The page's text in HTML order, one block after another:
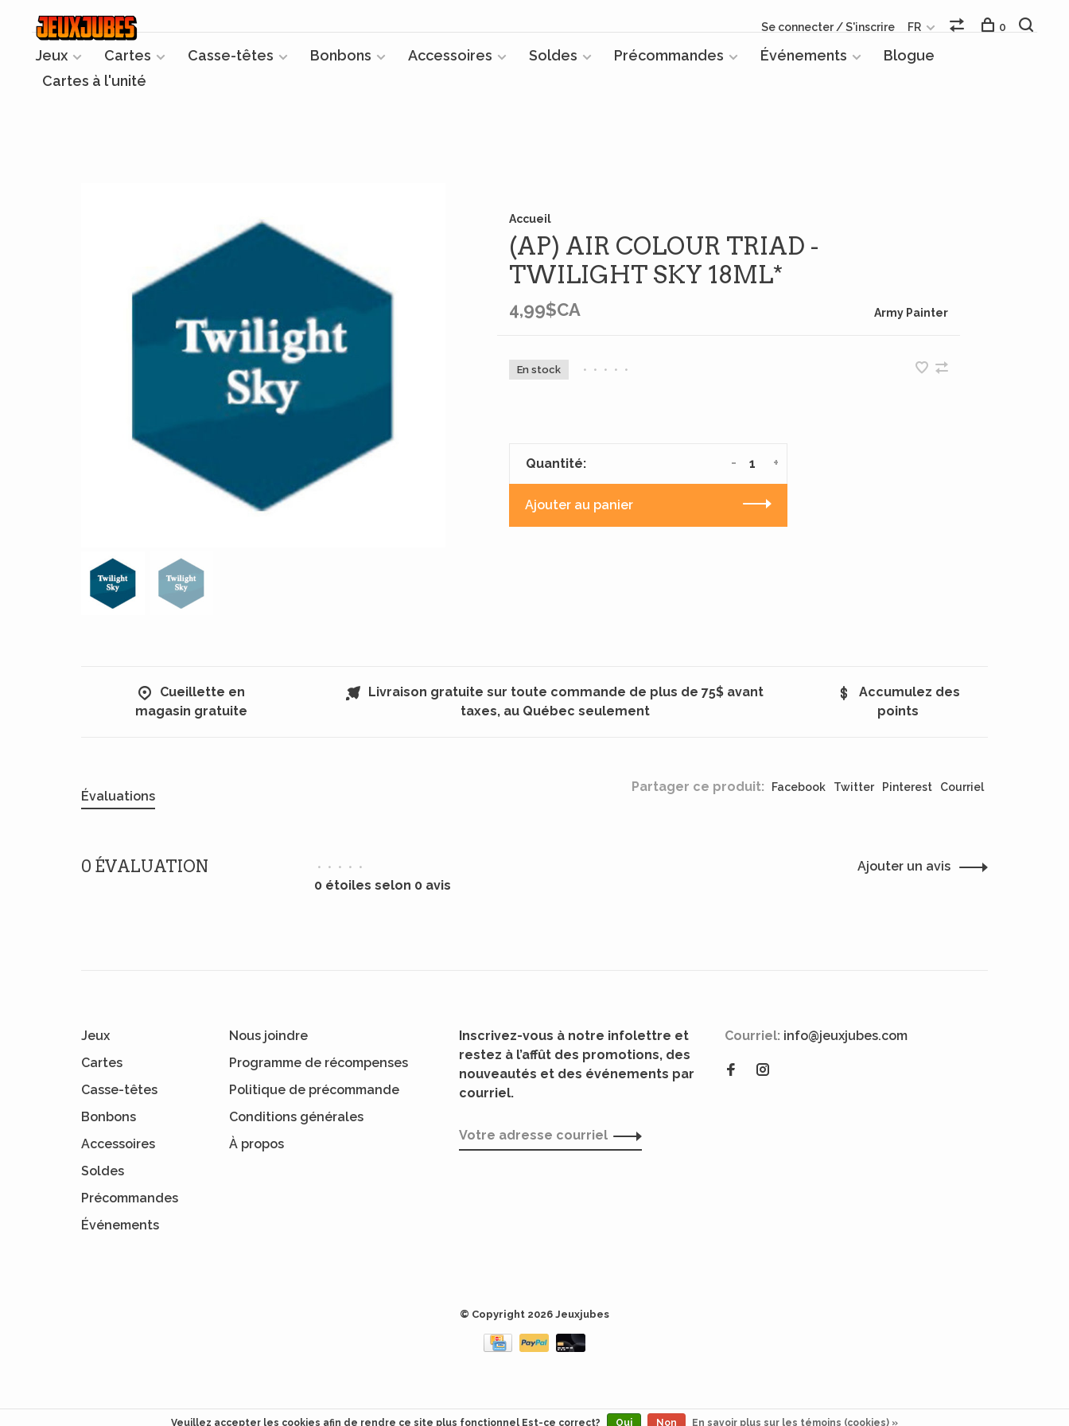
Jeux Cartes Casse-têtes Bonbons Accessoires Soldes Précommandes Événements
Blogue
Cartes à l'unité
Se connecter / S'inscrire FR 0
Accueil
(AP) AIR COLOUR TRIAD -
TWILIGHT SKY 18ML*
4,99$CA Army Painter
En stock • • • • •
Quantité: +
-
Ajouter au panier
Cueillette en
magasin gratuite
Livraison gratuite sur toute commande de plus de 75$ avant
taxes, au Québec seulement
Accumulez des
points
Partager ce produit: Facebook Twitter Pinterest Courriel
Évaluations
0 ÉVALUATION • • • • •
0 étoiles selon 0 avis
Ajouter un avis
Jeux
Cartes
Casse-têtes
Bonbons
Accessoires
Soldes
Précommandes
Événements
Nous joindre
Programme de récompenses
Politique de précommande
Conditions générales
À propos
Inscrivez-vous à notre infolettre et
restez à l’affût des promotions, des
nouveautés et des événements par
courriel.
Courriel: info@jeuxjubes.com
© Copyright 2026 Jeuxjubes
Veuillez accepter les cookies afin de rendre ce site plus fonctionnel Est-ce correct? Oui Non En savoir plus sur les témoins (cookies) »